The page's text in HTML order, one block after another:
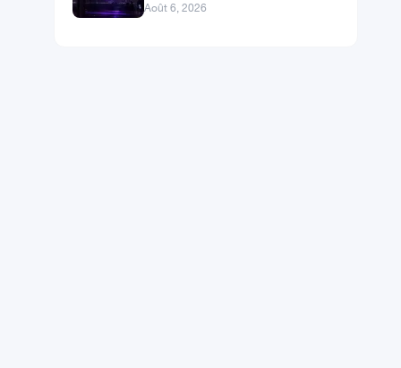
Les PACs crypto investissent